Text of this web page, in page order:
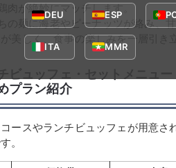
肉が絶妙にマッチします。
の麺に海老やピーナッツが絡み、
美しく、食事の楽しみを一層引き
ビュッフェ・セットメニュ
プラン紹介
ースやランチビュッフェが用意さ
。
DEU ESP
ITA MMR